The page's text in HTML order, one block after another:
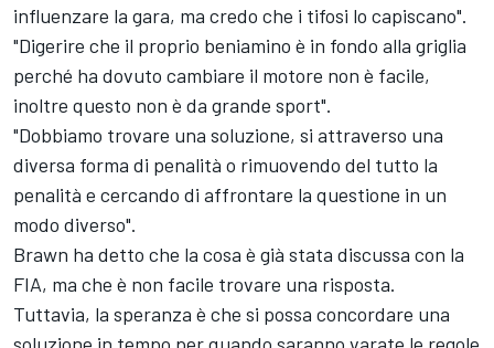
influenzare la gara, ma credo che i tifosi lo capiscano".
"Digerire che il proprio beniamino è in fondo alla griglia
perché ha dovuto cambiare il motore non è facile,
inoltre questo non è da grande sport".
"Dobbiamo trovare una soluzione, si attraverso una
diversa forma di penalità o rimuovendo del tutto la
penalità e cercando di affrontare la questione in un
modo diverso".
Brawn ha detto che la cosa è già stata discussa con la
FIA, ma che è non facile trovare una risposta.
Tuttavia, la speranza è che si possa concordare una